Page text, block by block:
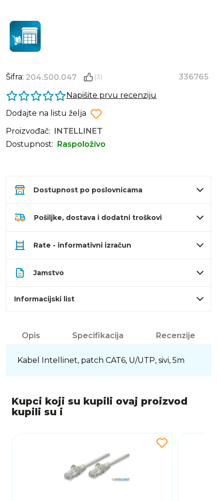
Šifra: 204.500.047 (3)
336765
Napišite prvu recenziju
Dodajte na listu želja
Proizvođač:
INTELLINET
Dostupnost:
Raspoloživo
Dostupnost po poslovnicama
Pošiljke, dostava i dodatni troškovi
Rate - informativni izračun
Jamstvo
Informacijski list
Opis Specifikacija Recenzije
Kabel Intellinet, patch CAT6, U/UTP, sivi, 5m
Kupci koji su kupili ovaj proizvod
kupili su i